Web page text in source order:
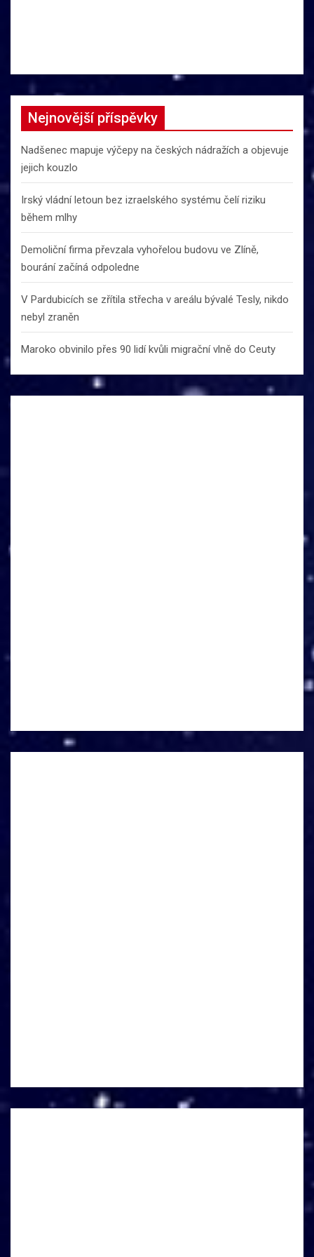
Nejnovější příspěvky
Nadšenec mapuje výčepy na českých nádražích a objevuje
jejich kouzlo
Irský vládní letoun bez izraelského systému čelí riziku
během mlhy
Demoliční firma převzala vyhořelou budovu ve Zlíně,
bourání začíná odpoledne
V Pardubicích se zřítila střecha v areálu bývalé Tesly, nikdo
nebyl zraněn
Maroko obvinilo přes 90 lidí kvůli migrační vlně do Ceuty